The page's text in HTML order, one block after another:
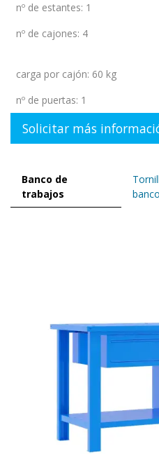
nº de estantes: 1
nº de cajones: 4
carga por cajón: 60 kg
nº de puertas: 1
Solicitar más
Banco de
trabajos